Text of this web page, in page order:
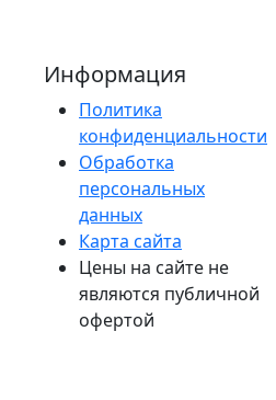
Информация
Политика
конфиденциальности
Обработка
персональных
данных
Карта сайта
Цены на сайте не
являются публичной
офертой